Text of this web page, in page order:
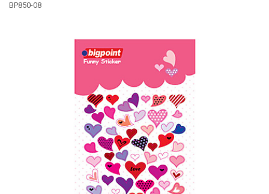
BP850-08